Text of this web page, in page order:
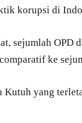
korupsi di
sejumlah OPD
ke
Kutuh yang